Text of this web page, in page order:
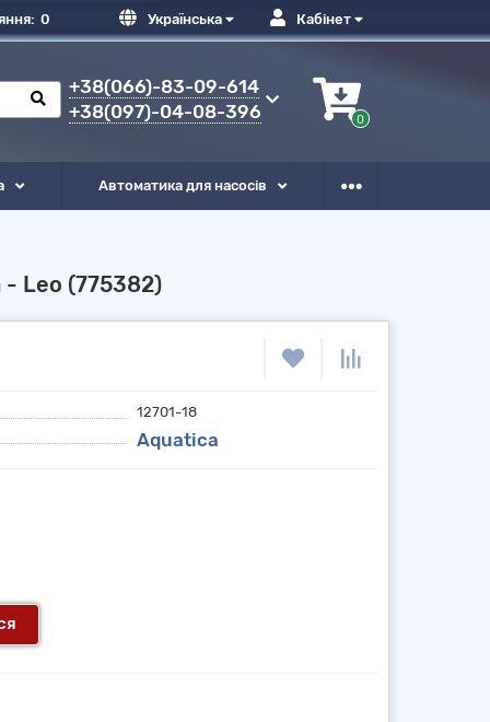
Кабінет
Українська
0
+38(066)-83-09-614
+38(097)-04-08-396
0
Автоматика для насосів
- Leo (775382)
12701-18
Aquatica